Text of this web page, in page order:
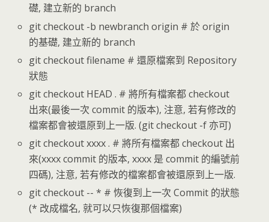
礎, 建立新的 branch
git checkout -b newbranch origin # 於 origin
的基礎, 建立新的 branch
git checkout filename # 還原檔案到 Repository
狀態
git checkout HEAD . # 將所有檔案都 checkout
出來(最後一次 commit 的版本), 注意, 若有修改的
檔案都會被還原到上一版. (git checkout -f 亦可)
git checkout xxxx . # 將所有檔案都 checkout 出
來(xxxx commit 的版本, xxxx 是 commit 的編號前
四碼), 注意, 若有修改的檔案都會被還原到上一版.
git checkout -- * # 恢復到上一次 Commit 的狀態
(* 改成檔名, 就可以只恢復那個檔案)